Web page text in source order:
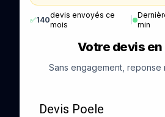
✅140
devis envoyés ce
mois
min
Votre devis en
Sans engagement, reponse
Devis Poele